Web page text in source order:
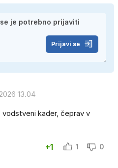
Prijavi se
13.04
kader, čeprav v
+1 1 0